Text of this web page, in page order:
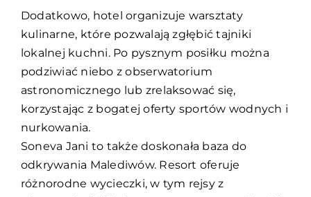
Dodatkowo, hotel organizuje warsztaty
kulinarne, które pozwalają zgłębić tajniki
lokalnej kuchni. Po pysznym posiłku można
podziwiać niebo z obserwatorium
astronomicznego lub zrelaksować się,
korzystając z bogatej oferty sportów wodnych i
nurkowania.
Soneva Jani to także doskonała baza do
odkrywania Malediwów. Resort oferuje
różnorodne wycieczki, w tym rejsy z